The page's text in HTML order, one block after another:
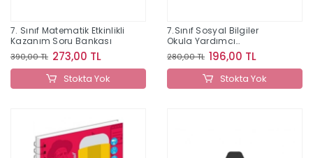
7. Sınıf Matematik Etkinlikli
Kazanım Soru Bankası
390,00 TL 273,00 TL
Stokta Yok
7.Sınıf Sosyal Bilgiler
Okula Yardımcı
Hazırlayan Defter
280,00 TL 196,00 TL
Stokta Yok